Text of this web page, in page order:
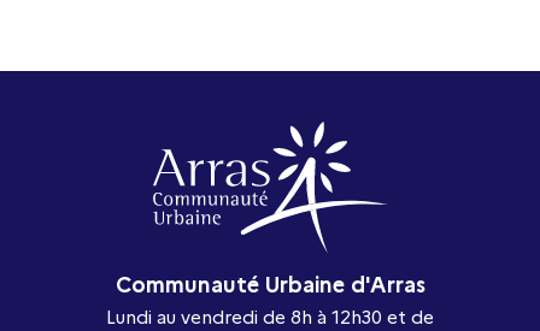
Communauté Urbaine d'Arras
Lundi au vendredi de 8h à 12h30 et de